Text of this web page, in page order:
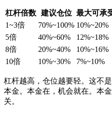
杠杆倍数 建议仓位 最大可承
1~3倍
70%~100% 10%~20%
5倍
40%~60%
12%~18%
8倍
20%~40%
10%~16%
10倍
10%~30% 7%~10%
杠杆越高，仓位越要轻。这不
本金。本金在，机会就在。本
关。